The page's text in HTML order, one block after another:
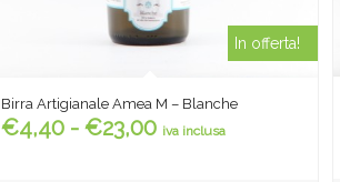
Birra Artigianale Amea M – Blanche
€4,40 - €23,00Fascia
iva inclusa
In offerta!